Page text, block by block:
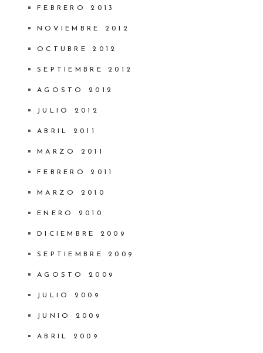
FEBRERO 2013
NOVIEMBRE 2012
OCTUBRE 2012
SEPTIEMBRE 2012
AGOSTO 2012
JULIO 2012
ABRIL 2011
MARZO 2011
FEBRERO 2011
MARZO 2010
ENERO 2010
DICIEMBRE 2009
SEPTIEMBRE 2009
AGOSTO 2009
JULIO 2009
JUNIO 2009
ABRIL 2009